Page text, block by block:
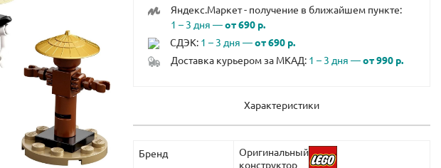
Яндекс.Маркет - получение в ближайшем пункте:
1 – 3 дня —от 690 р.
СДЭК: 1 – 3 дня —от 690 р.
Доставка курьером за МКАД: 1 – 3 дня —от 990 р.
Характеристики
Бренд
Оригинальный
конструктор